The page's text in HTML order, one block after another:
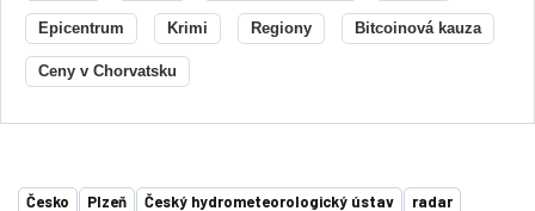
Epicentrum Krimi Regiony Bitcoinová kauza
Ceny v Chorvatsku
Česko Plzeň Český hydrometeorologický ústav radar